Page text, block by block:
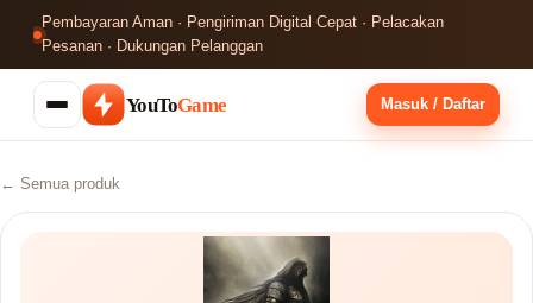
Pembayaran Aman · Pengiriman Digital Cepat · Pelacakan
Pesanan · Dukungan Pelanggan
YouToGame Masuk / Daftar
← Semua produk